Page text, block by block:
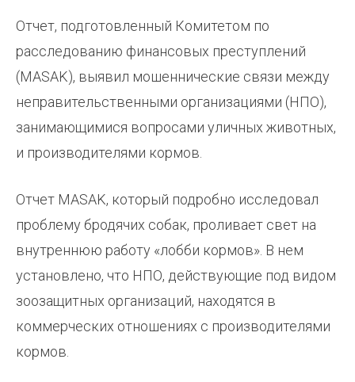
Отчет, подготовленный Комитетом по
расследованию финансовых преступлений
(MASAK), выявил мошеннические связи между
неправительственными организациями (НПО),
занимающимися вопросами уличных животных,
и производителями кормов.
Отчет MASAK, который подробно исследовал
проблему бродячих собак, проливает свет на
внутреннюю работу «лобби кормов». В нем
установлено, что НПО, действующие под видом
зоозащитных организаций, находятся в
коммерческих отношениях с производителями
кормов.